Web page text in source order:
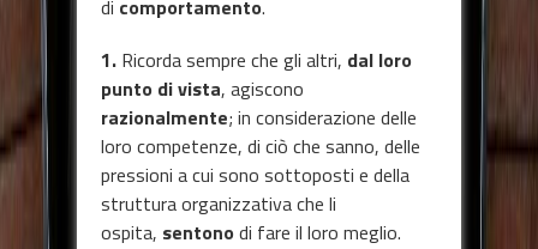
di comportamento.
1. Ricorda sempre che gli altri, dal loro
punto di vista, agiscono
razionalmente; in considerazione delle
loro competenze, di ciò che sanno, delle
pressioni a cui sono sottoposti e della
struttura organizzativa che li
ospita, sentono di fare il loro meglio.